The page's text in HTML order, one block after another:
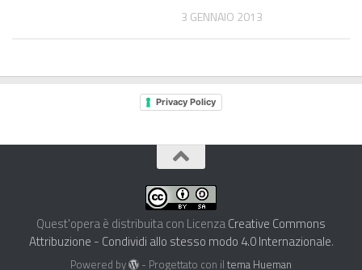
3 GENNAIO 2013
Privacy Policy
Quest'opera è distribuita con LicenzaCreative Commons
Attribuzione - Condividi allo stesso modo 4.0 Internazionale.
Powered by - Progettato con iltema Hueman